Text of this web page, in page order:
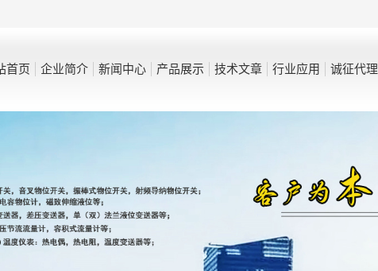
首页 企业简介 新闻中心 产品展示 技术文章 行业应用 诚征代理